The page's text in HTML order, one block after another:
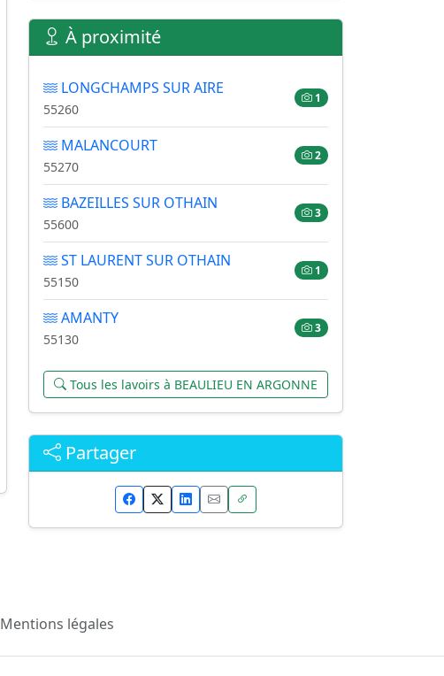
À proximité
LONGCHAMPS SUR AIRE
55260
1
MALANCOURT
55270
2
BAZEILLES SUR OTHAIN
55600
3
ST LAURENT SUR OTHAIN
55150
1
AMANTY
55130
3
Tous les lavoirs à BEAULIEU EN ARGONNE
Partager
Mentions légales